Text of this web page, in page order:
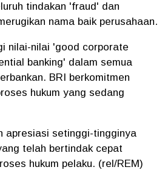
tindakan 'fraud' dan
nama baik perusahaan.
nilai-nilai 'good corporate
banking' dalam semua
BRI berkomitmen
hukum yang sedang
apresiasi setinggi-tingginya
telah bertindak cepat
hukum pelaku. (rel/REM)